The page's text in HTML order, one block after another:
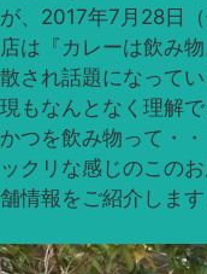
が、2017年7月28日
店は『カレーは飲み
散され話題になって
現もなんとなく理解
かつを飲み物って・
ックリな感じのこの
舗情報をご紹介します